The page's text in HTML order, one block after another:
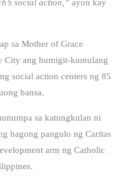
social action,” ayon kay
sa Mother of Grace
City ang humigit-kumulang
social action centers ng 85
bansa.
sa katungkulan ni
bagong pangulo ng Caritas
arm ng Catholic